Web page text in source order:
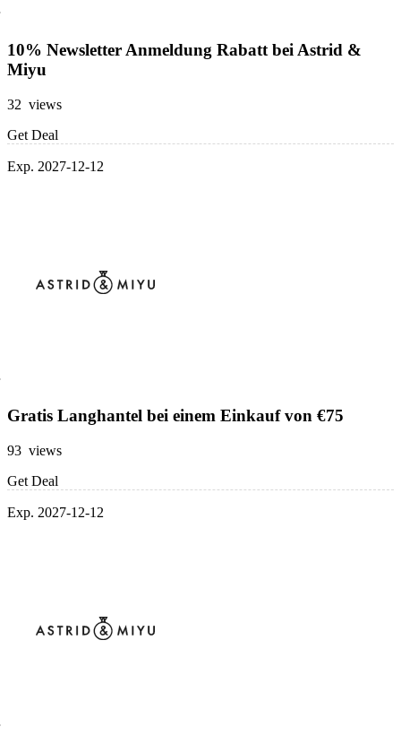
10% Newsletter Anmeldung Rabatt bei Astrid &
Miyu
32 views
Get Deal
Exp. 2027-12-12
Gratis Langhantel bei einem Einkauf von €75
93 views
Get Deal
Exp. 2027-12-12